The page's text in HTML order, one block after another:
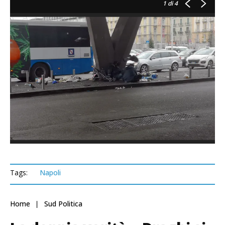
1 di 4
Tags: Napoli
Home Sud Politica